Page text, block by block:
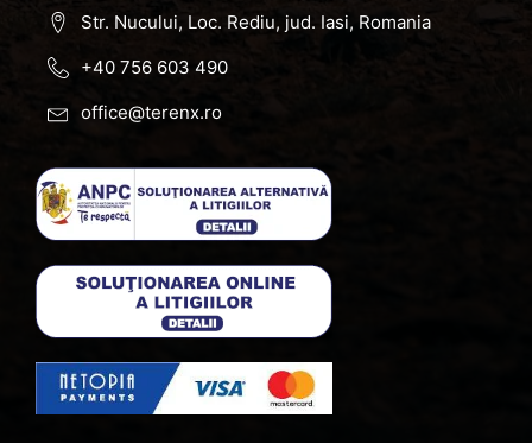
Str. Nucului, Loc. Rediu, jud. Iasi, Romania
+40 756 603 490
office@terenx.ro